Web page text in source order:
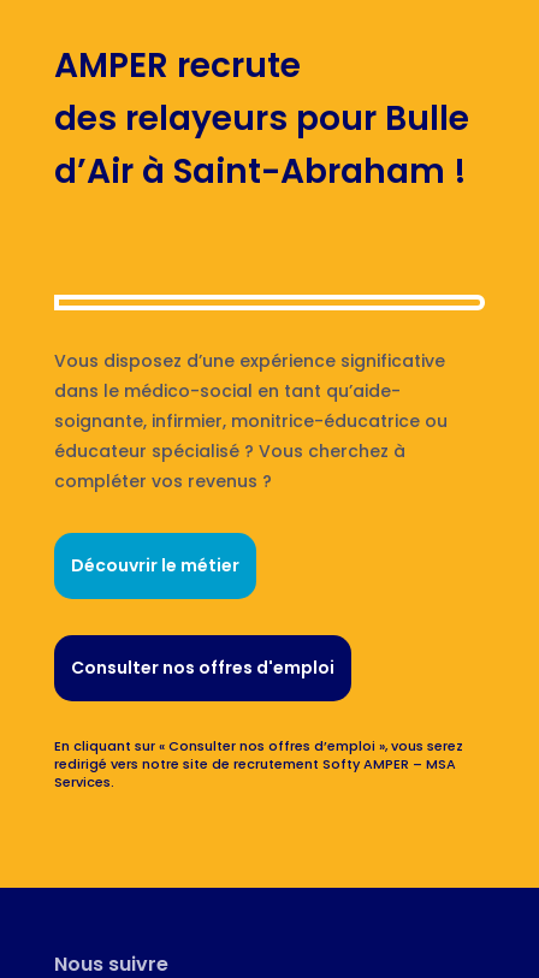
AMPER recrute
des relayeurs pour Bulle
d’Air à Saint-Abraham !
Vous disposez d’une expérience significative
dans le médico-social en tant qu’aide-
soignante, infirmier, monitrice-éducatrice ou
éducateur spécialisé ? Vous cherchez à
compléter vos revenus ?
Découvrir le métier
Consulter nos offres d'emploi
En cliquant sur « Consulter nos offres d’emploi », vous serez
redirigé vers notre site de recrutement Softy AMPER – MSA
Services.
Nous suivre